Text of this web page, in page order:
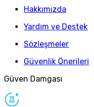
Hakkımızda
Yardım ve Destek
Sözleşmeler
Güvenlik Önerileri
Güven Damgası